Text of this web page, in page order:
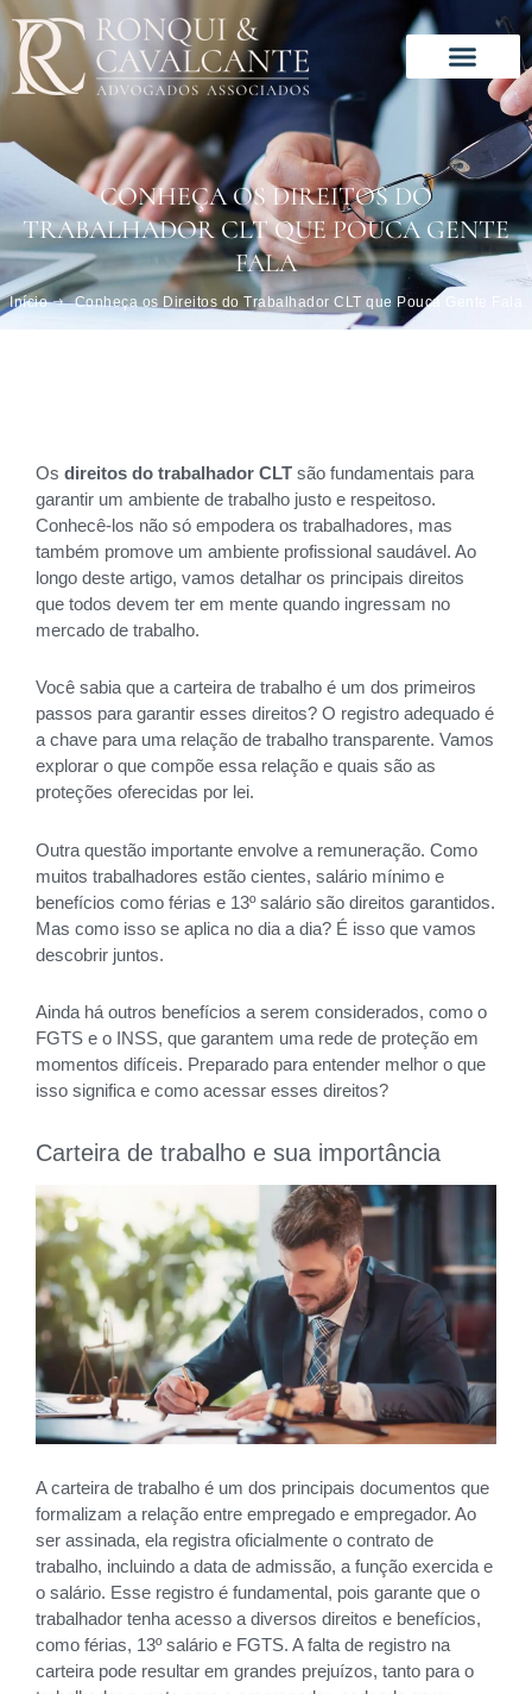
Ir
para
conteúdo
CONHEÇA OS DIREITOS DO
TRABALHADOR CLT QUE POUCA GENTE
FALA
Início Conheça os Direitos do Trabalhador CLT que Pouca Gente Fala
Os direitos do trabalhador CLT são fundamentais para
garantir um ambiente de trabalho justo e respeitoso.
Conhecê-los não só empodera os trabalhadores, mas
também promove um ambiente profissional saudável. Ao
longo deste artigo, vamos detalhar os principais direitos
que todos devem ter em mente quando ingressam no
mercado de trabalho.
Você sabia que a carteira de trabalho é um dos primeiros
passos para garantir esses direitos? O registro adequado é
a chave para uma relação de trabalho transparente. Vamos
explorar o que compõe essa relação e quais são as
proteções oferecidas por lei.
Outra questão importante envolve a remuneração. Como
muitos trabalhadores estão cientes, salário mínimo e
benefícios como férias e 13º salário são direitos garantidos.
Mas como isso se aplica no dia a dia? É isso que vamos
descobrir juntos.
Ainda há outros benefícios a serem considerados, como o
FGTS e o INSS, que garantem uma rede de proteção em
momentos difíceis. Preparado para entender melhor o que
isso significa e como acessar esses direitos?
Carteira de trabalho e sua importância
A carteira de trabalho é um dos principais documentos que
formalizam a relação entre empregado e empregador. Ao
ser assinada, ela registra oficialmente o contrato de
trabalho, incluindo a data de admissão, a função exercida e
o salário. Esse registro é fundamental, pois garante que o
trabalhador tenha acesso a diversos direitos e benefícios,
como férias, 13º salário e FGTS. A falta de registro na
carteira pode resultar em grandes prejuízos, tanto para o